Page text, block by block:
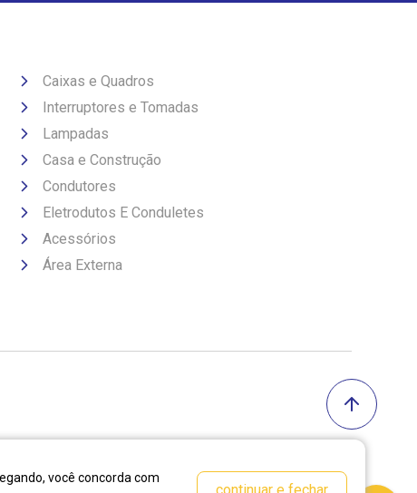
Caixas e Quadros
Interruptores e Tomadas
Lampadas
Casa e Construção
Condutores
Eletrodutos E Conduletes
Acessórios
Área Externa
você concorda com